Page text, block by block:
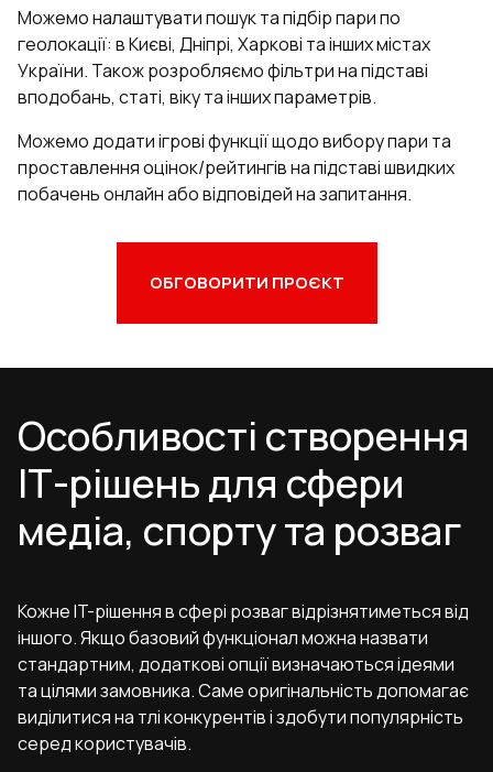
ОБГОВОРИТИ ПРОЄКТ
Можемо налаштувати пошук та підбір пари по
геолокації: в Києві, Дніпрі, Харкові та інших містах
України. Також розробляємо фільтри на підставі
вподобань, статі, віку та інших параметрів.
Можемо додати ігрові функції щодо вибору пари та
проставлення оцінок/рейтингів на підставі швидких
побачень онлайн або відповідей на запитання.
Особливості створення
ІТ-рішень для сфери
медіа, спорту та розваг
Кожне IT-рішення в сфері розваг відрізнятиметься від
іншого. Якщо базовий функціонал можна назвати
стандартним, додаткові опції визначаються ідеями
та цілями замовника. Саме оригінальність допомагає
виділитися на тлі конкурентів і здобути популярність
серед користувачів.